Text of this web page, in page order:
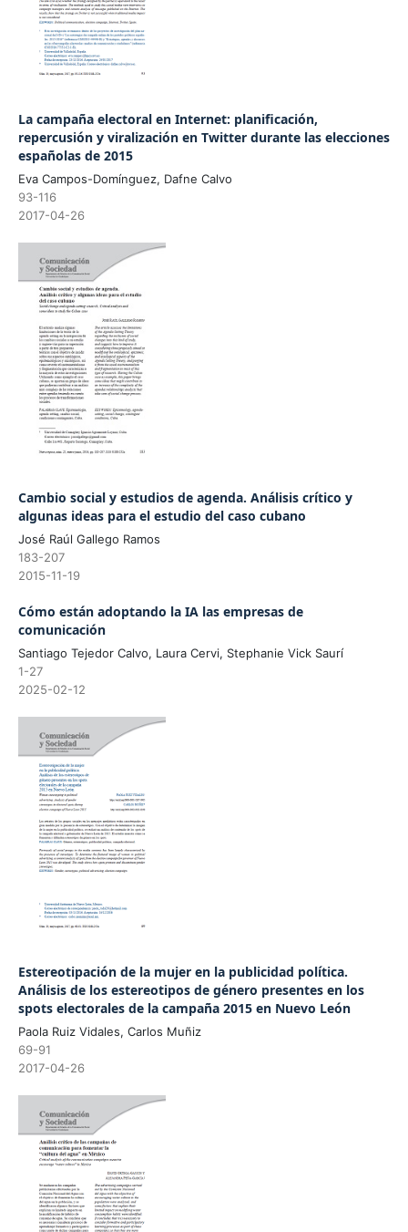
La campaña electoral en Internet: planificación,
repercusión y viralización en Twitter durante las elecciones
españolas de 2015
Eva Campos-Domínguez, Dafne Calvo
93-116
2017-04-26
Cambio social y estudios de agenda. Análisis crítico y
algunas ideas para el estudio del caso cubano
José Raúl Gallego Ramos
183-207
2015-11-19
Cómo están adoptando la IA las empresas de
comunicación
Santiago Tejedor Calvo, Laura Cervi, Stephanie Vick Saurí
1-27
2025-02-12
Estereotipación de la mujer en la publicidad política.
Análisis de los estereotipos de género presentes en los
spots electorales de la campaña 2015 en Nuevo León
Paola Ruiz Vidales, Carlos Muñiz
69-91
2017-04-26